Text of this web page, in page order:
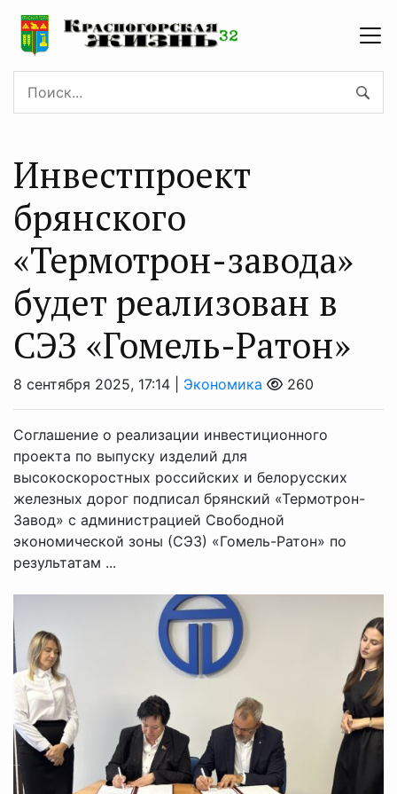
Инвестпроект
брянского
«Термотрон-завода»
будет реализован в
СЭЗ «Гомель-Ратон»
8 сентября 2025, 17:14 | Экономика 260
Соглашение о реализации инвестиционного
проекта по выпуску изделий для
высокоскоростных российских и белорусских
железных дорог подписал брянский «Термотрон-
Завод» с администрацией Свободной
экономической зоны (СЭЗ) «Гомель-Ратон» по
результатам ...